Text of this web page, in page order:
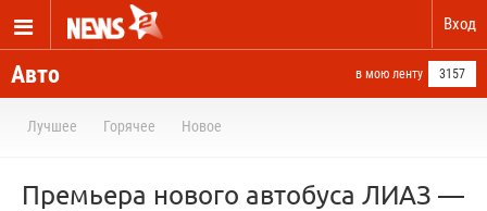
Вход
Авто в мою ленту 3157
Лучшее Горячее Новое
Премьера нового автобуса ЛИАЗ —